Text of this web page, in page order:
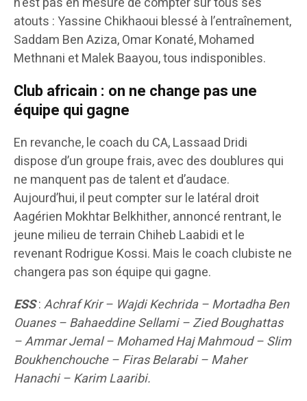
atouts : Yassine Chikhaoui blessé à l’entraînement,
Saddam Ben Aziza, Omar Konaté, Mohamed
Methnani et Malek Baayou, tous indisponibles.
Club africain : on ne change pas une
équipe qui gagne
En revanche, le coach du CA, Lassaad Dridi
dispose d’un groupe frais, avec des doublures qui
ne manquent pas de talent et d’audace.
Aujourd’hui, il peut compter sur le latéral droit
Aagérien Mokhtar Belkhither, annoncé rentrant, le
jeune milieu de terrain Chiheb Laabidi et le
revenant Rodrigue Kossi. Mais le coach clubiste ne
changera pas son équipe qui gagne.
ESS:Achraf Krir – Wajdi Kechrida – Mortadha Ben
Ouanes – Bahaeddine Sellami – Zied Boughattas
– Ammar Jemal – Mohamed Haj Mahmoud – Slim
Boukhenchouche – Firas Belarabi – Maher
Hanachi – Karim Laaribi.